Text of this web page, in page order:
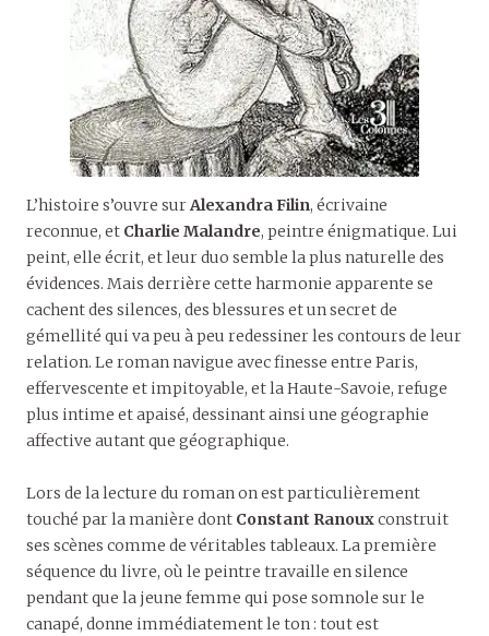
L’histoire s’ouvre surAlexandra Filin, écrivaine
reconnue, et Charlie Malandre, peintre énigmatique. Lui
peint, elle écrit, et leur duo semble la plus naturelle des
évidences. Mais derrière cette harmonie apparente se
cachent des silences, des blessures et un secret de
gémellité qui va peu à peu redessiner les contours de leur
relation. Le roman navigue avec finesse entre Paris,
effervescente et impitoyable, et la Haute-Savoie, refuge
plus intime et apaisé, dessinant ainsi une géographie
affective autant que géographique.
Lors de la lecture du roman on est particulièrement
touché par la manière dont Constant Ranouxconstruit
ses scènes comme de véritables tableaux. La première
séquence du livre, où le peintre travaille en silence
pendant que la jeune femme qui pose somnole sur le
canapé, donne immédiatement le ton : tout est